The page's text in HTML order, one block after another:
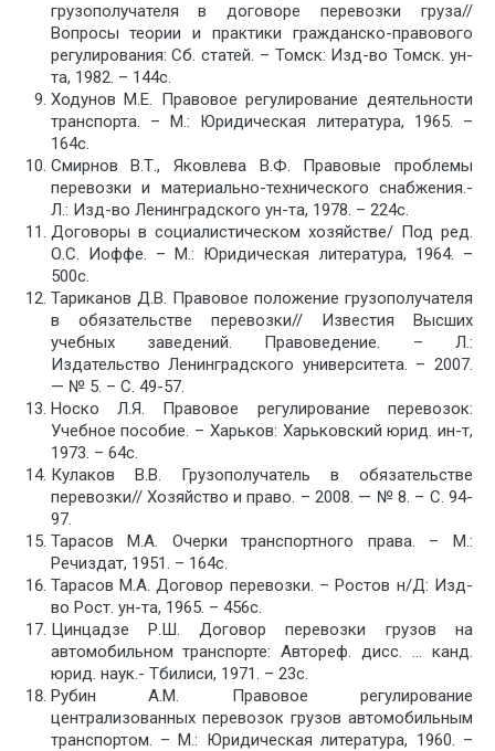
грузополучателя в договоре перевозки груза//
Вопросы теории и практики гражданско-правового
регулирования: Сб. статей. – Томск: Изд-во Томск. ун-
та, 1982. – 144с.
Ходунов М.Е. Правовое регулирование деятельности
транспорта. – М.: Юридическая литература, 1965. –
164с.
Смирнов В.Т., Яковлева В.Ф. Правовые проблемы
перевозки и материально-технического снабжения.-
Л.: Изд-во Ленинградского ун-та, 1978. – 224с.
Договоры в социалистическом хозяйстве/ Под ред.
О.С. Иоффе. – М.: Юридическая литература, 1964. –
500с.
Тариканов Д.В. Правовое положение грузополучателя
в обязательстве перевозки// Известия Высших
учебных заведений. Правоведение. – Л.:
Издательство Ленинградского университета. – 2007.
— № 5. – С. 49-57.
Носко Л.Я. Правовое регулирование перевозок:
Учебное пособие. – Харьков: Харьковский юрид. ин-т,
1973. – 64с.
Кулаков В.В. Грузополучатель в обязательстве
перевозки// Хозяйство и право. – 2008. — № 8. – С. 94-
97.
Тарасов М.А. Очерки транспортного права. – М.:
Речиздат, 1951. – 164с.
Тарасов М.А. Договор перевозки. – Ростов н/Д: Изд-
во Рост. ун-та, 1965. – 456с.
Цинцадзе Р.Ш. Договор перевозки грузов на
автомобильном транспорте: Автореф. дисс. … канд.
юрид. наук.- Тбилиси, 1971. – 23с.
Рубин А.М. Правовое регулирование
централизованных перевозок грузов автомобильным
транспортом. – М.: Юридическая литература, 1960. –